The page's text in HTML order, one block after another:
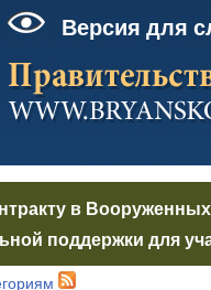
Версия для
в
поддержки для